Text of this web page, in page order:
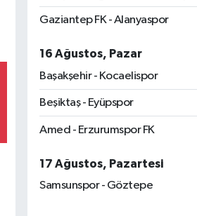
Gaziantep FK - Alanyaspor
16 Ağustos, Pazar
Başakşehir - Kocaelispor
Beşiktaş - Eyüpspor
Amed - Erzurumspor FK
17 Ağustos, Pazartesi
Samsunspor - Göztepe